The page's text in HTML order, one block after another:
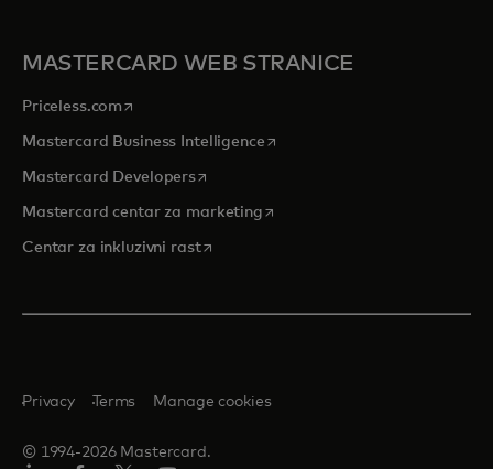
MASTERCARD WEB STRANICE
Priceless.com opens in a new tab
Mastercard Business Intelligenceopens in a new tab
Mastercard Developersopens in a new tab
Mastercard centar za marketingopens in a new tab
Centar za inkluzivni rastopens in a new tab
© 1994-2026 Mastercard.
Privacy Terms Manage cookies